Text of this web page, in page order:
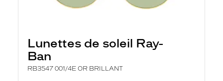
Lunettes de soleil Ray-
Ban
RB3547 001/4E OR BRILLANT